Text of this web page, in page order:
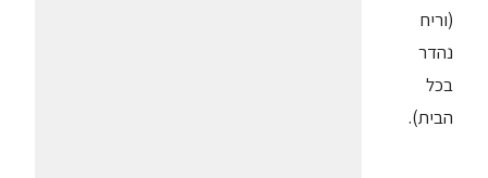
(וריח
נהדר
בכל
הבית).